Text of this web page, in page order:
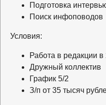
Подготовка
Поиск инфоповодов
Условия:
Работа в редакции
Дружный коллектив
График 5/2
З/п от 35 тысяч